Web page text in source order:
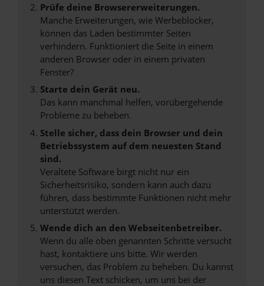
Prüfe deine Browsererweiterungen.
Manche Erweiterungen, wie Werbeblocker,
können das Laden bestimmter Seiten
verhindern. Funktioniert die Seite in einem
anderen Browser oder in einem privaten
Fenster?
Starte dein Gerät neu.
Das kann manchmal helfen, vorübergehende
Probleme zu beheben.
Stelle sicher, dass dein Browser und dein
Betriebssystem auf dem neuesten Stand
sind.
Veraltete Software birgt nicht nur ein
Sicherheitsrisiko, sondern kann auch dazu
führen, dass bestimmte Funktionen nicht mehr
unterstützt werden.
Wende dich an den Webseitenbetreiber.
Wenn du alle oben genannten Schritte versucht
hast, kontaktiere uns bitte. Wir werden
versuchen, das Problem zu beheben. Du kannst
uns diesen Text schicken, um uns bei der